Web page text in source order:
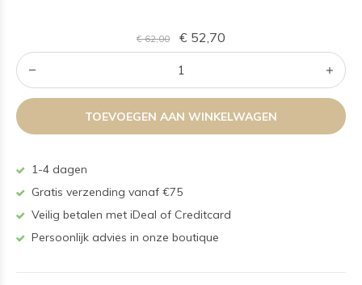
€ 62,00 € 52,70
TOEVOEGEN AAN WINKELWAGEN
1-4 dagen
Gratis verzending vanaf €75
Veilig betalen met iDeal of Creditcard
Persoonlijk advies in onze boutique